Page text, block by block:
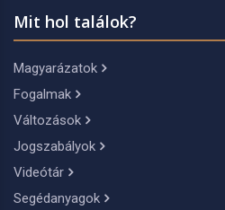
Mit hol találok?
Magyarázatok
Fogalmak
Változások
Jogszabályok
Videótár
Segédanyagok